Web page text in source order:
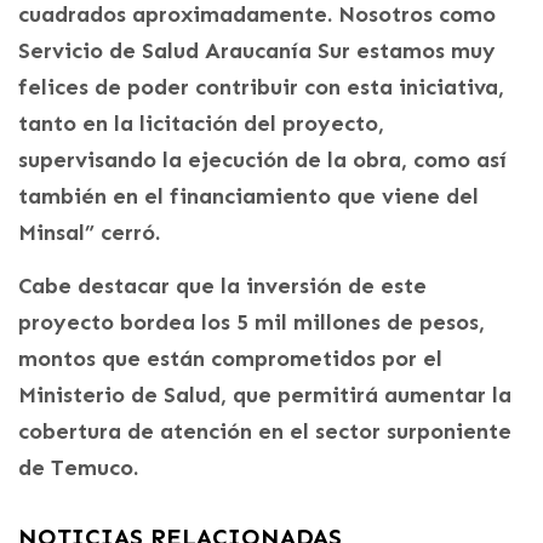
cuadrados aproximadamente. Nosotros como
Servicio de Salud Araucanía Sur estamos muy
felices de poder contribuir con esta iniciativa,
tanto en la licitación del proyecto,
supervisando la ejecución de la obra, como así
también en el financiamiento que viene del
Minsal” cerró.
Cabe destacar que la inversión de este
proyecto bordea los 5 mil millones de pesos,
montos que están comprometidos por el
Ministerio de Salud, que permitirá aumentar la
cobertura de atención en el sector surponiente
de Temuco.
NOTICIAS RELACIONADAS